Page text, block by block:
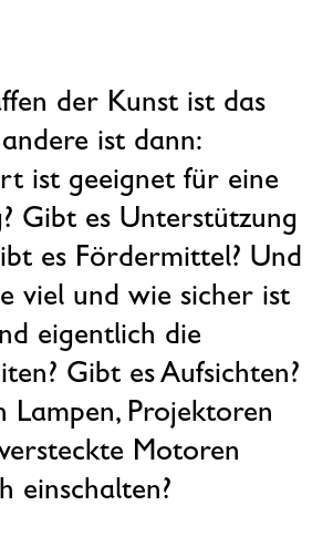
der Kunst ist das
ist dann:
ist geeignet für eine
Gibt es Unterstützung
es Fördermittel? Und
viel und wie sicher ist
eigentlich die
Gibt es Aufsichten?
Lampen, Projektoren
Motoren
einschalten?